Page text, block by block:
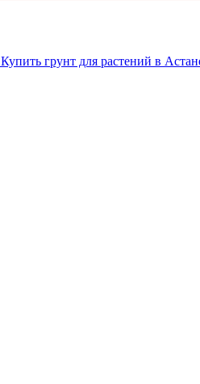
Купить грунт для растений в